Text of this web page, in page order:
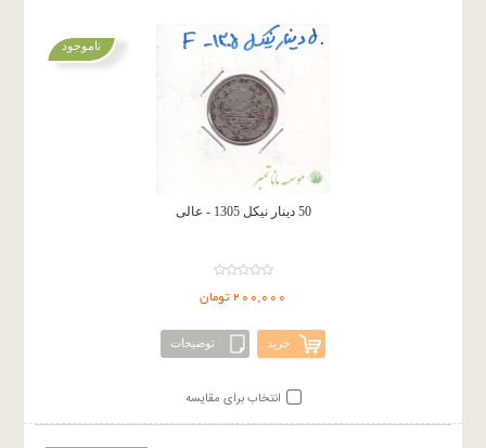
50 دینار نیکل 1305 - عالی
200,000 تومان
خرید توضیحات
ناموجود
انتخاب برای مقایسه